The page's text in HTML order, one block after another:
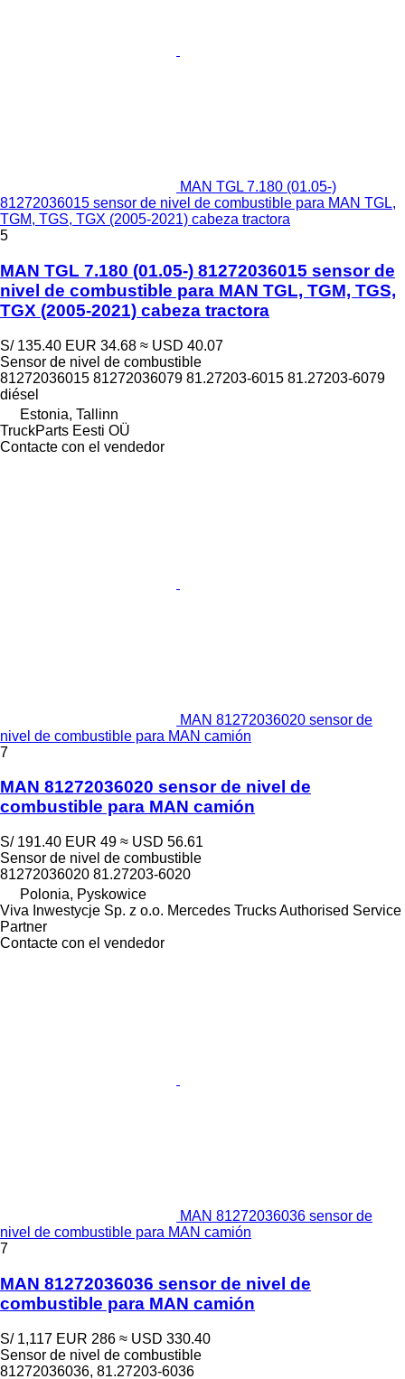
MAN TGL 7.180 (01.05-)
81272036015 sensor de nivel de combustible para MAN TGL,
TGM, TGS, TGX (2005-2021) cabeza tractora
5
MAN TGL 7.180 (01.05-) 81272036015 sensor de
nivel de combustible para MAN TGL, TGM, TGS,
TGX (2005-2021) cabeza tractora
S/ 135.40 EUR 34.68 ≈ USD 40.07
Sensor de nivel de combustible
81272036015 81272036079 81.27203-6015 81.27203-6079
diésel
Estonia, Tallinn
TruckParts Eesti OÜ
Contacte con el vendedor
MAN 81272036020 sensor de
nivel de combustible para MAN camión
7
MAN 81272036020 sensor de nivel de
combustible para MAN camión
S/ 191.40 EUR 49 ≈ USD 56.61
Sensor de nivel de combustible
81272036020 81.27203-6020
Polonia, Pyskowice
Viva Inwestycje Sp. z o.o. Mercedes Trucks Authorised Service
Partner
Contacte con el vendedor
MAN 81272036036 sensor de
nivel de combustible para MAN camión
7
MAN 81272036036 sensor de nivel de
combustible para MAN camión
S/ 1,117 EUR 286 ≈ USD 330.40
Sensor de nivel de combustible
81272036036, 81.27203-6036